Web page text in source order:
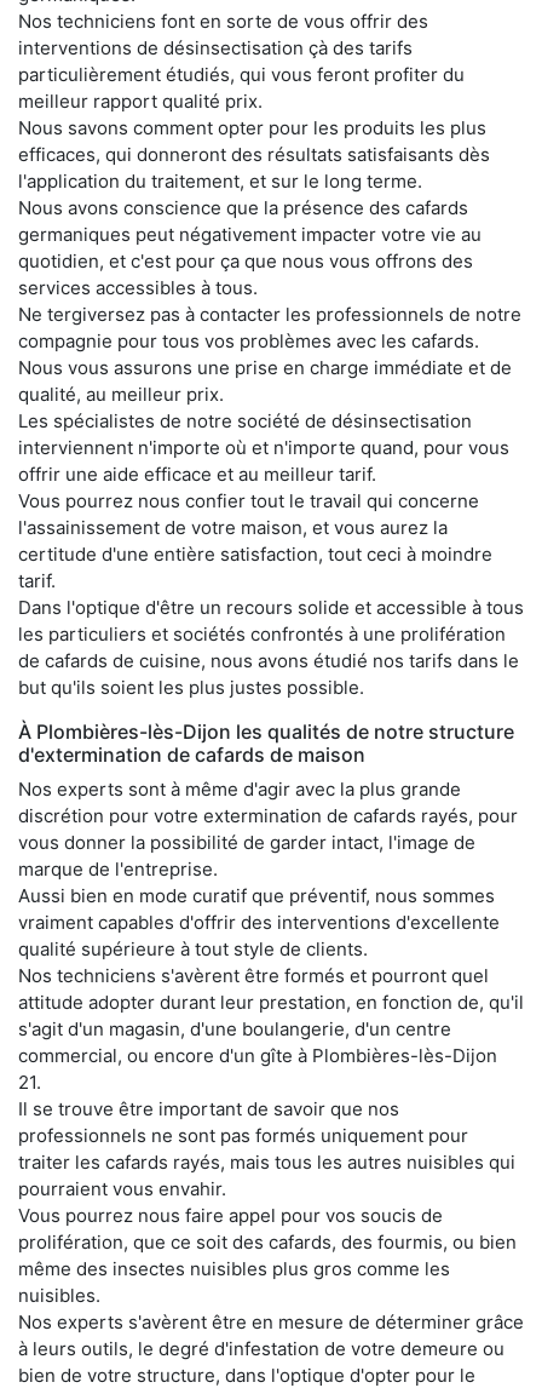
Nos techniciens font en sorte de vous offrir des
interventions de désinsectisation çà des tarifs
particulièrement étudiés, qui vous feront profiter du
meilleur rapport qualité prix.
Nous savons comment opter pour les produits les plus
efficaces, qui donneront des résultats satisfaisants dès
l'application du traitement, et sur le long terme.
Nous avons conscience que la présence des cafards
germaniques peut négativement impacter votre vie au
quotidien, et c'est pour ça que nous vous offrons des
services accessibles à tous.
Ne tergiversez pas à contacter les professionnels de notre
compagnie pour tous vos problèmes avec les cafards.
Nous vous assurons une prise en charge immédiate et de
qualité, au meilleur prix.
Les spécialistes de notre société de désinsectisation
interviennent n'importe où et n'importe quand, pour vous
offrir une aide efficace et au meilleur tarif.
Vous pourrez nous confier tout le travail qui concerne
l'assainissement de votre maison, et vous aurez la
certitude d'une entière satisfaction, tout ceci à moindre
tarif.
Dans l'optique d'être un recours solide et accessible à tous
les particuliers et sociétés confrontés à une prolifération
de cafards de cuisine, nous avons étudié nos tarifs dans le
but qu'ils soient les plus justes possible.
À Plombières-lès-Dijon les qualités de notre structure
d'extermination de cafards de maison
Nos experts sont à même d'agir avec la plus grande
discrétion pour votre extermination de cafards rayés, pour
vous donner la possibilité de garder intact, l'image de
marque de l'entreprise.
Aussi bien en mode curatif que préventif, nous sommes
vraiment capables d'offrir des interventions d'excellente
qualité supérieure à tout style de clients.
Nos techniciens s'avèrent être formés et pourront quel
attitude adopter durant leur prestation, en fonction de, qu'il
s'agit d'un magasin, d'une boulangerie, d'un centre
commercial, ou encore d'un gîte à Plombières-lès-Dijon
21.
Il se trouve être important de savoir que nos
professionnels ne sont pas formés uniquement pour
traiter les cafards rayés, mais tous les autres nuisibles qui
pourraient vous envahir.
Vous pourrez nous faire appel pour vos soucis de
prolifération, que ce soit des cafards, des fourmis, ou bien
même des insectes nuisibles plus gros comme les
nuisibles.
Nos experts s'avèrent être en mesure de déterminer grâce
à leurs outils, le degré d'infestation de votre demeure ou
bien de votre structure, dans l'optique d'opter pour le